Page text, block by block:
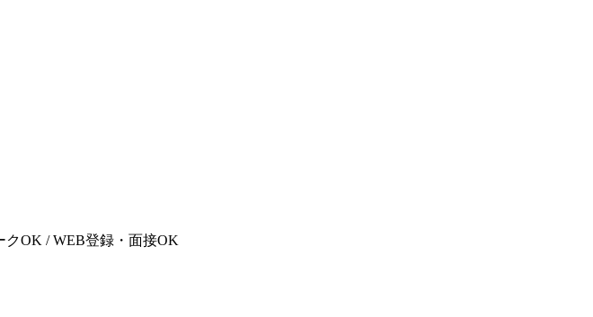
クOK / WEB登録・面接OK